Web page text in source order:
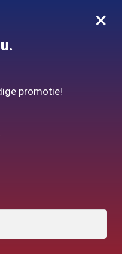
0
met DJINN-code10
×
promotie!